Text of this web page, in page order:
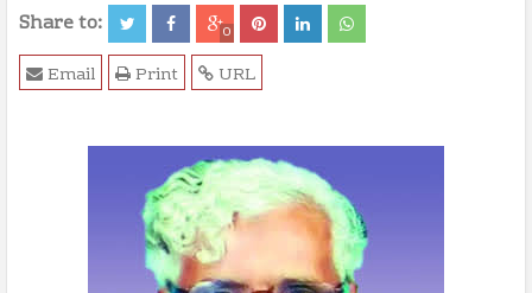
Share to: 0
URL
Print
Email